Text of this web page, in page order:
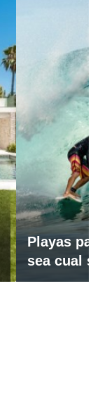
Playas
sea cual